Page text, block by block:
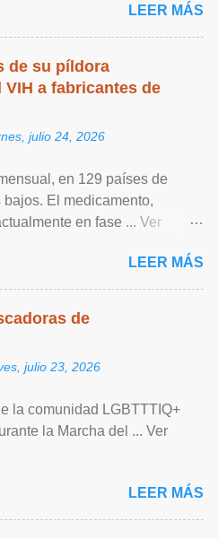
LEER MÁS
de su píldora
a fabricantes de
julio 24, 2026
en 129 países de
El medicamento,
en fase ... Ver
LEER MÁS
de
julio 23, 2026
la comunidad LGBTTTIQ+
la Marcha del ... Ver
LEER MÁS